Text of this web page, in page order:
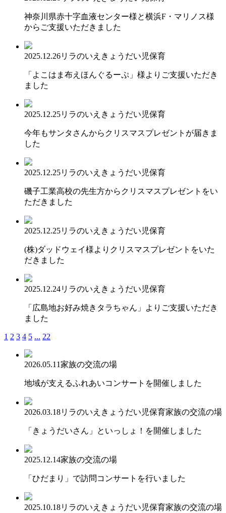
神奈川県赤十字血液センター様と横浜F・マリノス様
からご支援いただきました
2025.12.26リラのいえ きょうだい児保育
「よこはま布えほんぐるーぷ」様よりご支援いただき
ました
2025.12.25リラのいえ きょうだい児保育
今年もサンタさんからクリスマスプレゼントが届きま
した
2025.12.25リラのいえ きょうだい児保育
磯子工業高校の先生方からクリスマスプレゼントをい
ただきました
2025.12.25リラのいえ きょうだい児保育
(株)ダッドウェイ様よりクリスマスプレゼントをいた
だきました
2025.12.24リラのいえ きょうだい児保育
「広島地お好み焼きタラちゃん」よりご支援いただき
ました
1 2 3 4 5 ... 22
2026.05.11家族の交流の場
地域が支えるふれあいコンサートを開催しました
2026.03.18リラのいえ きょうだい児保育家族の交流の場
「きょうだいさん」といっしょ！を開催しました
2025.12.14家族の交流の場
「ひだまり」で訪問コンサートを行いました
2025.10.18リラのいえ きょうだい児保育家族の交流の場